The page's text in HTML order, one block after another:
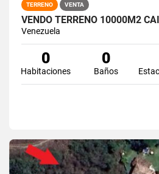
TERRENO VENTA
Venezuela
0
Habitaciones
0
Baños